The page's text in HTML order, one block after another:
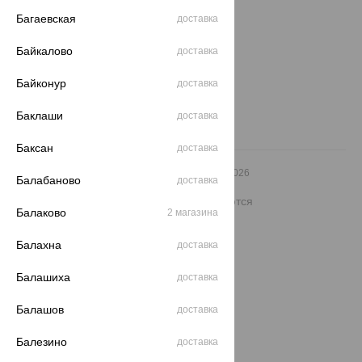
еще 3
Другие города
Заказать звонок
– 2026
Архив акций
Карта сайта
На информационном ресурсе применяются
рекомендательные технологии
Политика конфеденциальности
Разработка сайта —
Багаевская доставка
Байкалово доставка
Байконур доставка
Баклаши доставка
Баксан доставка
Балабаново доставка
Балаково 2 магазина
Балахна доставка
Балашиха доставка
Балашов доставка
Балезино доставка